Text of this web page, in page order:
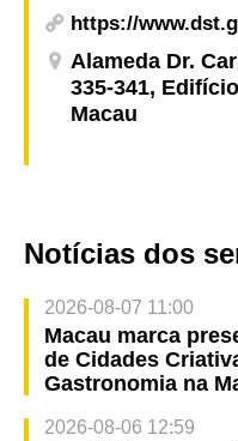
https://
Alameda Dr.
335-341,
Macau
Notícias dos
2026-08-07 11:00
Macau marca
de Cidades
Gastronomia na
2026-08-06 12:59